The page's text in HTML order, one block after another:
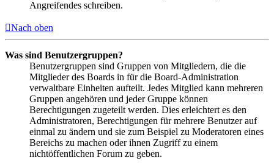
Angreifendes schreiben.
Nach oben
Was sind Benutzergruppen?
Benutzergruppen sind Gruppen von Mitgliedern, die die
Mitglieder des Boards in für die Board-Administration
verwaltbare Einheiten aufteilt. Jedes Mitglied kann mehreren
Gruppen angehören und jeder Gruppe können
Berechtigungen zugeteilt werden. Dies erleichtert es den
Administratoren, Berechtigungen für mehrere Benutzer auf
einmal zu ändern und sie zum Beispiel zu Moderatoren eines
Bereichs zu machen oder ihnen Zugriff zu einem
nichtöffentlichen Forum zu geben.